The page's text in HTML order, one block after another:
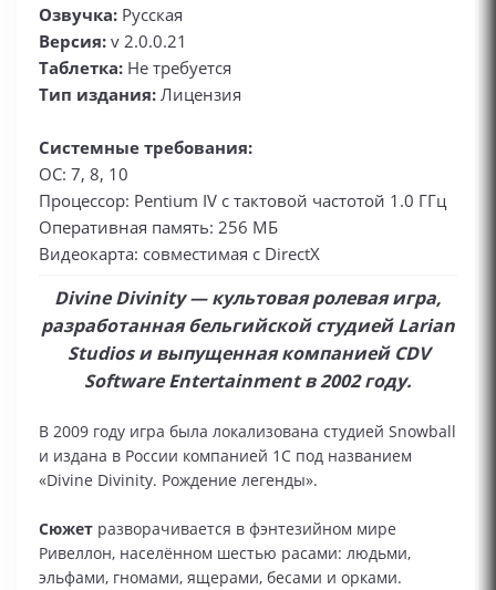
Озвучка: Русская
Версия: v 2.0.0.21
Таблетка: Не требуется
Тип издания: Лицензия
Системные требования:
ОС: 7, 8, 10
Процессор: Pentium IV с тактовой частотой 1.0 ГГц
Оперативная память: 256 МБ
Видеокарта: совместимая с DirectX
Divine Divinity — культовая ролевая игра,
разработанная бельгийской студией Larian
Studios и выпущенная компанией CDV
Software Entertainment в 2002 году.
В 2009 году игра была локализована студией Snowball
и издана в России компанией 1С под названием
«Divine Divinity. Рождение легенды».
Сюжет разворачивается в фэнтезийном мире
Ривеллон, населённом шестью расами: людьми,
эльфами, гномами, ящерами, бесами и орками.